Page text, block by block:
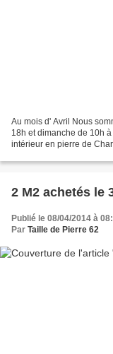
Au mois d' Avril Nous
18h et dimanche de 10h
intérieur en pierre de
2 M2 achetés le
Publié le 08/04/2014 à
Par Taille de Pierre 62